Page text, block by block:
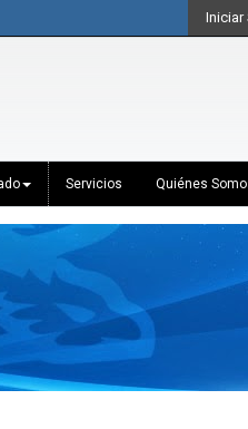
Iniciar
Servicios Quiénes